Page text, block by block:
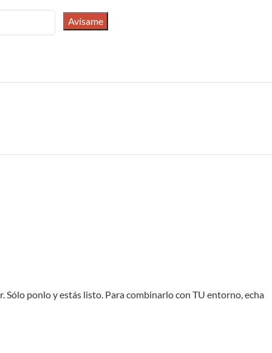
Avísame
ponlo y estás listo. Para combinarlo con TU entorno, echa